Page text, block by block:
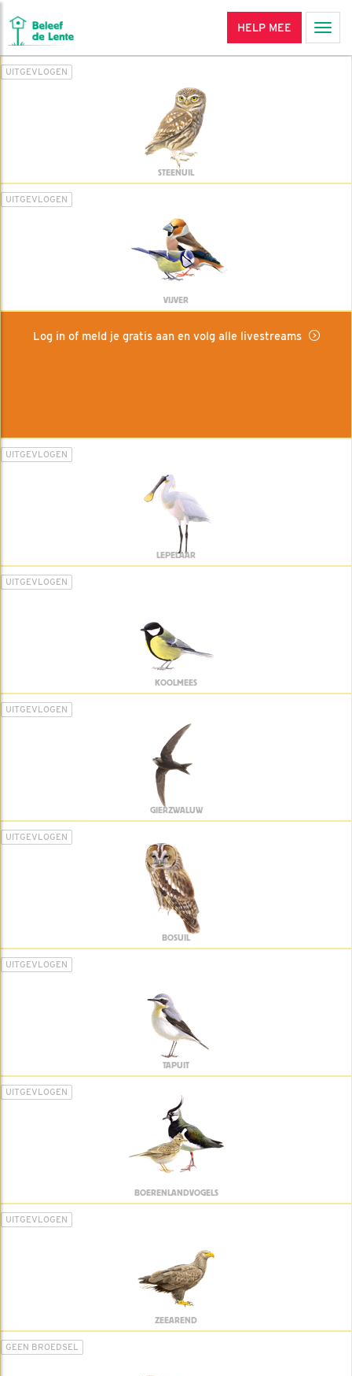
HELP MEE
UITGEVLOGEN
STEENUIL
UITGEVLOGEN
VIJVER
Log in of meld je gratis aan en volg alle livestreams
UITGEVLOGEN
LEPELAAR
UITGEVLOGEN
KOOLMEES
UITGEVLOGEN
GIERZWALUW
UITGEVLOGEN
BOSUIL
UITGEVLOGEN
TAPUIT
UITGEVLOGEN
BOERENLANDVOGELS
UITGEVLOGEN
ZEEAREND
GEEN BROEDSEL